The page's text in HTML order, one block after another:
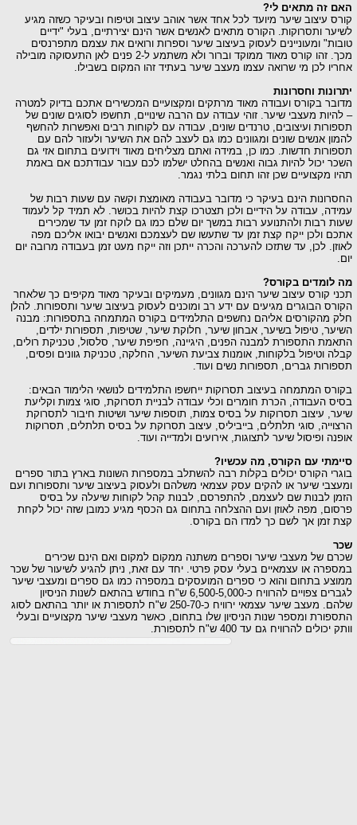
מתאים לי?
שיער מיועד לכל אחד אשר אוהב עיצוב וטיפוח ובעיקר כשזה מגיע
ותסרוקות. הקורס מתאים לאנשים אשר הינם יצירתיים, בעלי "ידיים
ומעוניינים לעסוק בעיצוב שיער וספרות ורואים את עצמם מתפרנסים
מכך. זהו קורס מאוד ממוקד וברור ולא משתמע ל-2 פנים לאן התעסוקה מובילה
לכן מי שרואה עצמו מעצב שיער בעתיד זהו המקום בשבילו.
וחסרונות
בקורס ועבודה מאוד מרתקים ומקצועיים המכשירים אתכם בדיוק למטרה
מעצבי שיער. זוהי עבודה עם הרבה שינויים, תחשפו לסוגים שונים של
ועיצובים, טרנדים שונים, עבודה עם לקוחות רבים ואפשרות להחשף
אנשים שונים ומגוונים כמו גם לעצב להם את השיער ולעזור להם עם
חדשות. כמו כן, במידה ואתם מצליחים מאוד וידועים בתחום אזי גם
להיות גבוה ואנשים בהחלט ישלמו לכם עבור עבודתכם אם באמת
שכן זהו תחום בלתי נגמר.
הינם בעיקר כי מדובר בעבודה מאומצת וקשה עם שעות רבות של
עבודה על הידיים ולכן תצטרכו קצת להיות בכושר. לא תמיד קל לעמוד
ולהתנועע רבות במשך יום שלם כמו גם לוקח זמן עד שמכירים
ייקח קצת זמן עד שתעשו שם לעצמכם ואנשים יבואו אליכם מפה
לכן, עד שתזכו להערכה והכרה ייתכן וזה ייקח מעט זמן בעבודה מרובה יום
בקורס?
עיצוב שיער הינם מגוונים, מעמיקים ובעיקר מאוד מקיפים כך שלאחר
הבוגרים מגיעים עם ידע רב ומוכנים לעסוק בעיצוב שיער ותספורות. להלן
אליהם נחשפים התלמידים בקורס המתמחה בתספורות: מבנה
טיפול בשיער, אבחון שיער, חלוקת שיער, שטיפות, תספורות ילדים,
התספורת למבנה הפנים, היגיינה, חפיפת שיער, סלסול, טכניקת רולים,
בלקוחות, אומנות צביעת השיער, החלקה, טכניקת גוונים ופסים,
גברים, תספורות נשים ועוד.
המתמחה בעיצוב תסרוקות ייחשפו התלמידים לנושאי הלימוד הבאים:
הכרת חומרים וכלי עבודה לבניית תסרוקת, סוגי צמות וקליעת
תסרוקות על בסיס צמות, תוספות שיער ושיטות חיבור לתסרוקת
סוגי תלתלים, בייביליס, עיצוב תסרוקת על בסיס תלתלים, תסרוקות
שיער לתצוגות, אירועים ולמדייה ועוד.
עם הקורס, מה עכשיו?
הקורס יכולים בקלות רבה להשתלב במספרות השונות בארץ בתור ספרים
שיער או להקים עסק עצמאי משלהם ולעסוק בעיצוב שיער ותספורות ועם
שם לעצמם, להתפרסם, לבנות קהל לקוחות שיעלה על בסיס
מפה לאוזן ועם ההצלחה בתחום גם הכסף מגיע כמובן שזה יכול לקחת
אך לשם כך למדו הם בקורס.
מעצבי שיער וספרים משתנה ממקום למקום ואם הינם שכירים
או עצמאיים בעלי עסק פרטי. יחד עם זאת, ניתן להגיע לשיעור של שכר
בתחום והוא כי ספרים המועסקים במספרה כמו גם ספרים ומעצבי שיער
לגברים צפויים להרוויח כ-6,500-5,000 ש"ח בחודש בהתאם לשנות הניסיון
שלהם. מעצב שיער עצמאי ירוויח כ-250-70 ש"ח לתספורת או יותר בהתאם לסוג
ומספר שנות הניסיון שלו בתחום, כאשר מעצבי שיער מקצועיים ובעלי
להרוויח גם עד 400 ש"ח לתספורת.